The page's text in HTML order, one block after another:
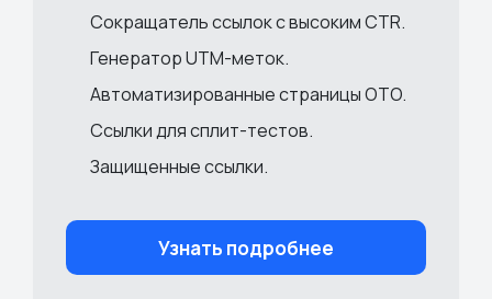
Сокращатель ссылок с высоким CTR.
Генератор UTM-меток.
Автоматизированные страницы OTO.
Ссылки для сплит-тестов.
Защищенные ссылки.
Узнать подробнее